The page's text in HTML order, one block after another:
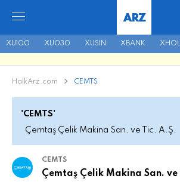
XU100 XU030 XUSIN XBANK
ARZ
HalkArz.com CEMTS
'CEMTS'
Çemtaş Çelik Makina San. ve Tic. A.Ş.
CEMTS
Çemtaş Çelik Makina San. ve